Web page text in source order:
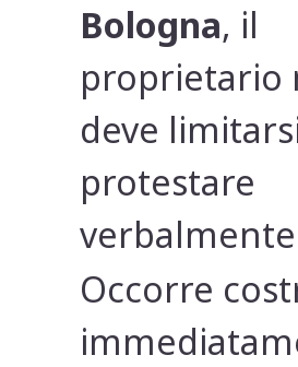
Bologna, il
proprietario
deve
protestare
Occorre